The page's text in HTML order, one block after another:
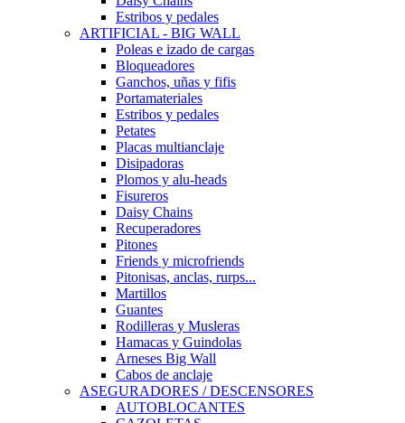
Estribos y pedales
ARTIFICIAL - BIG WALL
Poleas e izado de cargas
Bloqueadores
Ganchos, uñas y fifis
Portamateriales
Estribos y pedales
Petates
Placas multianclaje
Disipadoras
Plomos y alu-heads
Fisureros
Daisy Chains
Recuperadores
Pitones
Friends y microfriends
Pitonisas, anclas, rurps...
Martillos
Guantes
Rodilleras y Musleras
Hamacas y Guindolas
Arneses Big Wall
Cabos de anclaje
ASEGURADORES / DESCENSORES
AUTOBLOCANTES